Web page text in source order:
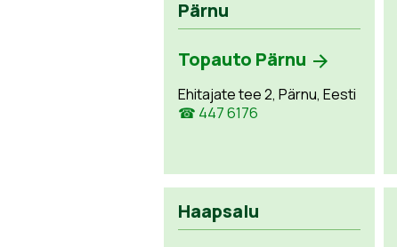
Pärnu
Topauto Pärnu
Ehitajate tee 2, Pärnu, Eesti
☎ 447 6176
Haapsalu